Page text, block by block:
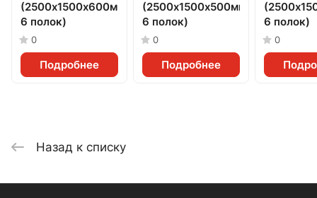
(2500х1500х600мм,
6 полок)
0
Подробнее
(2500х1500х500мм,
6 полок)
0
Подробнее
6 полок)
0
Назад к списку